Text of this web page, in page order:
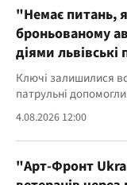
"Немає питань,
броньованому
діями львівські
Ключі залишилися
патрульні
4.08.2026 12:00
"Арт-Фронт